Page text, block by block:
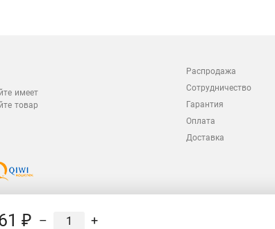
имеет
товар
Распродажа
Сотрудничество
Гарантия
Оплата
Доставка
₽ – +